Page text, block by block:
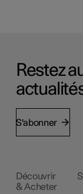
Restez
S'abonner
Découvrir
& Acheter